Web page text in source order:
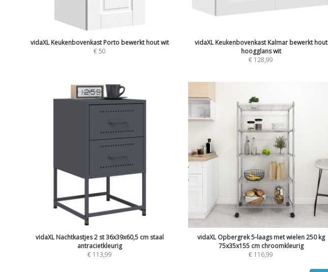
vidaXL Keukenbovenkast Porto bewerkt hout wit
€50
vidaXL Keukenbovenkast Kalmar bewerkt hout
hoogglans wit
€ 128,99
vidaXL Nachtkastjes 2 st 36x39x60,5 cm staal
antracietkleurig
€ 113,99
vidaXL Opbergrek 5-laags met wielen 250 kg
75x35x155 cm chroomkleurig
€ 116,99